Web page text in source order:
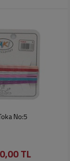
No:5
TL